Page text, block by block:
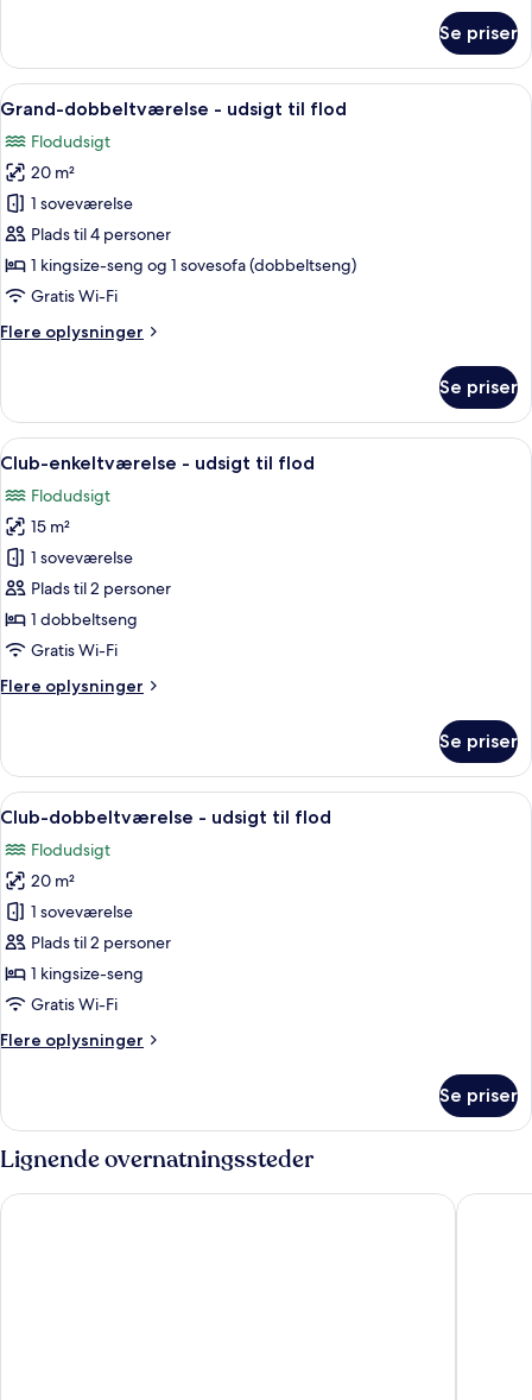
enkeltværelse
udsigt
flod
Se priser
Indlæs
alle
billeder
af
Grand-
dobbeltværelse
-
udsigt
flod
Et hotelværelse med en stor seng,
7
Grand-dobbeltværelse - udsigt til flod
Flodudsigt
20 m²
1 soveværelse
Plads til 4 personer
1 kingsize-seng og 1 sovesofa (dobbeltseng)
Gratis Wi-Fi
Flere oplysninger
Flere
dobbeltværelse
udsigt
flod
Se priser
Indlæs
alle
billeder
af
Club-
enkeltværelse
-
udsigt
flod
Et hotelværelse med seng,
5
Club-enkeltværelse - udsigt til flod
Flodudsigt
15 m²
1 soveværelse
Plads til 2 personer
1 dobbeltseng
Gratis Wi-Fi
Flere oplysninger
Flere
enkeltværelse
udsigt
flod
Se priser
Indlæs
alle
billeder
af
Club-
dobbeltværelse
-
udsigt
flod
Et hotelværelse med en stor seng,
5
Club-dobbeltværelse - udsigt til flod
Flodudsigt
20 m²
1 soveværelse
Plads til 2 personer
1 kingsize-seng
Gratis Wi-Fi
Flere oplysninger
Flere
dobbeltværelse
-
udsigt
flod
Se priser
Lignende overnatningssteder
Premier Inn Koblenz City